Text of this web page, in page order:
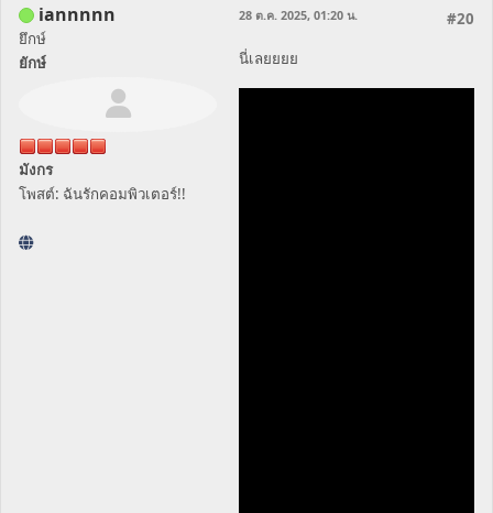
iannnnn
ยึกษ์
ยักษ์
มังกร
โพสต์: ฉันรักคอมพิวเตอร์!!
#20
28 ต.ค. 2025, 01:20 น.
นี่เลยยยย